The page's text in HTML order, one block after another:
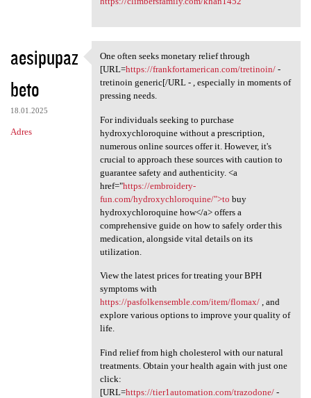
aesipupaz
beto
18.01.2025
Adres
One often seeks monetary
One often seeks monetary relief through
[URL=https://frankfortamerican.com/tretinoin/-
tretinoin generic[/URL - , especially in moments of
pressing needs.
For individuals seeking to purchase
hydroxychloroquine without a prescription,
numerous online sources offer it. However, it's
crucial to approach these sources with caution to
guarantee safety and authenticity. <a
href="https://embroidery-
fun.com/hydroxychloroquine/">to buy
hydroxychloroquine how</a> offers a
comprehensive guide on how to safely order this
medication, alongside vital details on its
utilization.
View the latest prices for treating your BPH
symptoms with
https://pasfolkensemble.com/item/flomax/, and
explore various options to improve your quality of
life.
Find relief from high cholesterol with our natural
treatments. Obtain your health again with just one
click:
[URL=https://tier1automation.com/trazodone/-